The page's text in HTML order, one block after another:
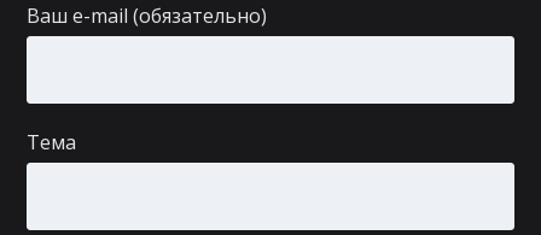
Ваш e-mail (обязательно)
Тема